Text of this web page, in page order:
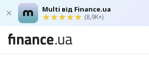
Multi від Finance.ua
(8,9K+)